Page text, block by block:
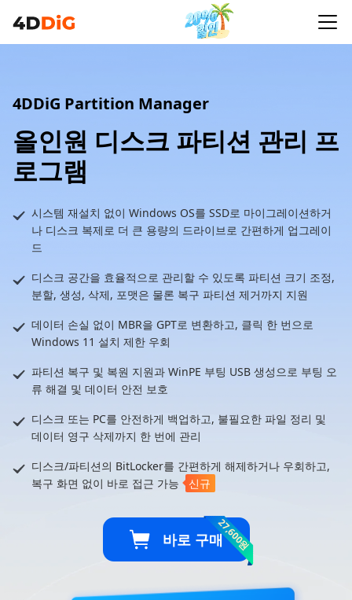
4DDiG Partition Manager
올인원 디스크 파티션 관리 프
로그램
시스템 재설치 없이 Windows OS를 SSD로 마이그레이션하거
나 디스크 복제로 더 큰 용량의 드라이브로 간편하게 업그레이
드
디스크 공간을 효율적으로 관리할 수 있도록 파티션 크기 조정,
분할, 생성, 삭제, 포맷은 물론 복구 파티션 제거까지 지원
데이터 손실 없이 MBR을 GPT로 변환하고, 클릭 한 번으로
Windows 11 설치 제한 우회
파티션 복구 및 복원 지원과 WinPE 부팅 USB 생성으로 부팅 오
류 해결 및 데이터 안전 보호
디스크 또는 PC를 안전하게 백업하고, 불필요한 파일 정리 및
데이터 영구 삭제까지 한 번에 관리
디스크/파티션의 BitLocker를 간편하게 해제하거나 우회하고,
복구 화면 없이 바로 접근 가능
신규
바로 구매27,600원